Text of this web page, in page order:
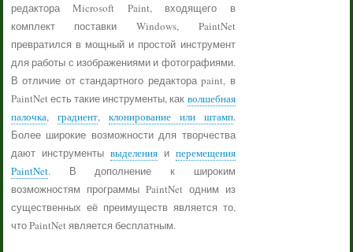
редактора Microsoft Paint, входящего в
комплект поставки Windows, PaintNet
превратился в мощный и простой инструмент
для работы с изображениями и фотографиями.
В отличие от стандартного редактора paint, в
PaintNet есть такие инструменты, как волшебная
палочка, градиент, клонирование или штамп.
Более широкие возможности для творчества
дают инструменты выделенияи перемещения
PaintNet. В дополнение к широким
возможностям программы PaintNet одним из
существенных её преимуществ является то,
что PaintNet является бесплатным.